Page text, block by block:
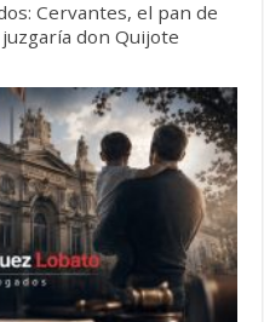
Cervantes, el pan de
don Quijote